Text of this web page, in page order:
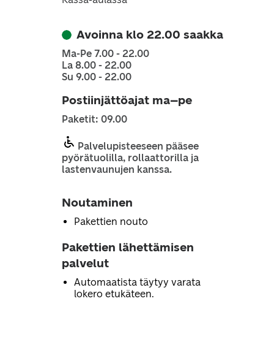
Avoinna klo 22.00 saakka
Ma-Pe 7.00 - 22.00
La 8.00 - 22.00
Su 9.00 - 22.00
Postiinjättöajat ma–pe
Paketit: 09.00
Palvelupisteeseen pääsee
pyörätuolilla, rollaattorilla ja
lastenvaunujen kanssa.
Noutaminen
Pakettien nouto
Pakettien lähettämisen
palvelut
Automaatista täytyy varata
lokero etukäteen.